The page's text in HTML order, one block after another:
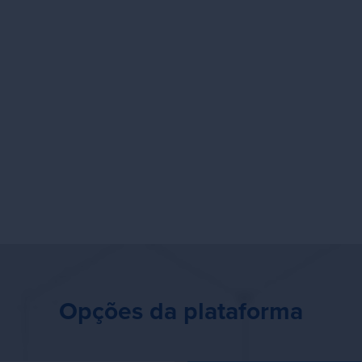
Opções da plataforma